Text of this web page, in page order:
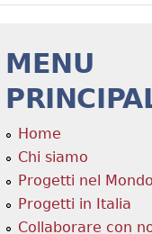
MENU
Home
Chi siamo
Progetti nel Mondo
Progetti in Italia
Collaborare con